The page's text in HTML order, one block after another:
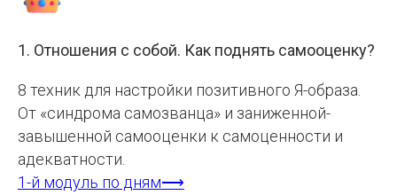
1. Отношения с собой. Как поднять самооценку?
8 техник для настройки позитивного Я-образа.
От «синдрома самозванца» и заниженной-
завышенной самооценки к самоценности и
адекватности.
1-й модуль по дням⟶